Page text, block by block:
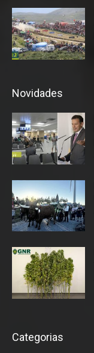
Novidades
Categorias